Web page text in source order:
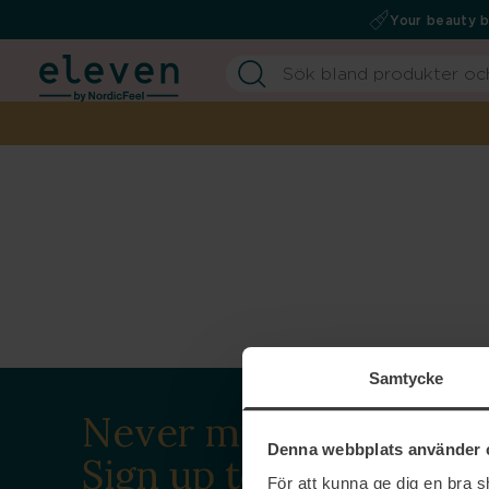
Samtycke
Denna webbplats använder
För att kunna ge dig en bra
Your beauty
Never miss a beat.
Sign up to our